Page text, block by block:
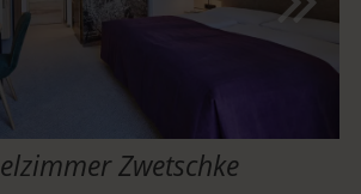
Zwetschke